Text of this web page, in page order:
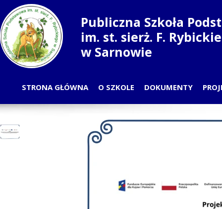
STRONA GŁÓWNA O SZKOLE
PLAN LEKCJI
ODDZIAŁY
SAMORZĄD UCZNIOWSKI
DOKUMENTY
Publiczna Szkoła
im. st. sierż. F.
w Sarnowie